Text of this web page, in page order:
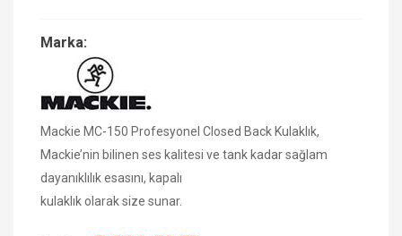
Marka:
Mackie MC-150 Profesyonel Closed Back Kulaklık,
Mackie’nin bilinen ses kalitesi ve tank kadar sağlam
dayanıklılık esasını, kapalı
kulaklık olarak size sunar.